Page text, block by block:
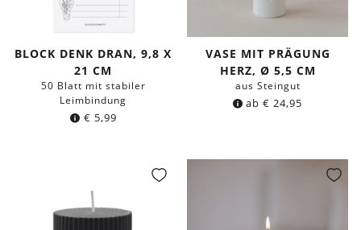
BLOCK DENK DRAN, 9,8 X
21 CM
50 Blatt mit stabiler
Leimbindung
€ 5,99
VASE MIT PRÄGUNG
HERZ, Ø 5,5 CM
aus Steingut
ab€ 24,95